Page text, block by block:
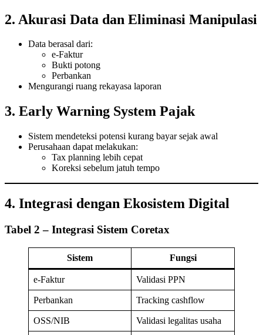
2. Akurasi Data dan Eliminasi Manipulasi
Data berasal dari:
e-Faktur
Bukti potong
Perbankan
Mengurangi ruang rekayasa laporan
3. Early Warning System Pajak
Sistem mendeteksi potensi kurang bayar sejak awal
Perusahaan dapat melakukan:
Tax planning lebih cepat
Koreksi sebelum jatuh tempo
4. Integrasi dengan Ekosistem Digital
Tabel 2 – Integrasi Sistem Coretax
Sistem Fungsi
e-Faktur Validasi PPN
Perbankan Tracking cashflow
OSS/NIB Validasi legalitas usaha